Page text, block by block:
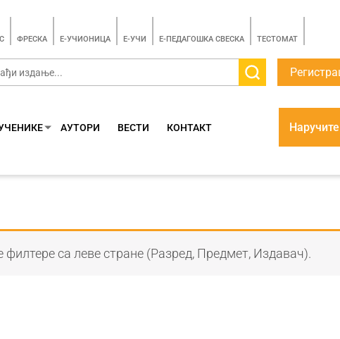
ФРЕСКА E-УЧИОНИЦА E-УЧИ Е-ПЕДАГОШКА СВЕСКА TЕСТОМАТ
АУТОРИ ВЕСТИ КОНТАКТ
филтере са леве стране (Разред, Предмет, Издавач).